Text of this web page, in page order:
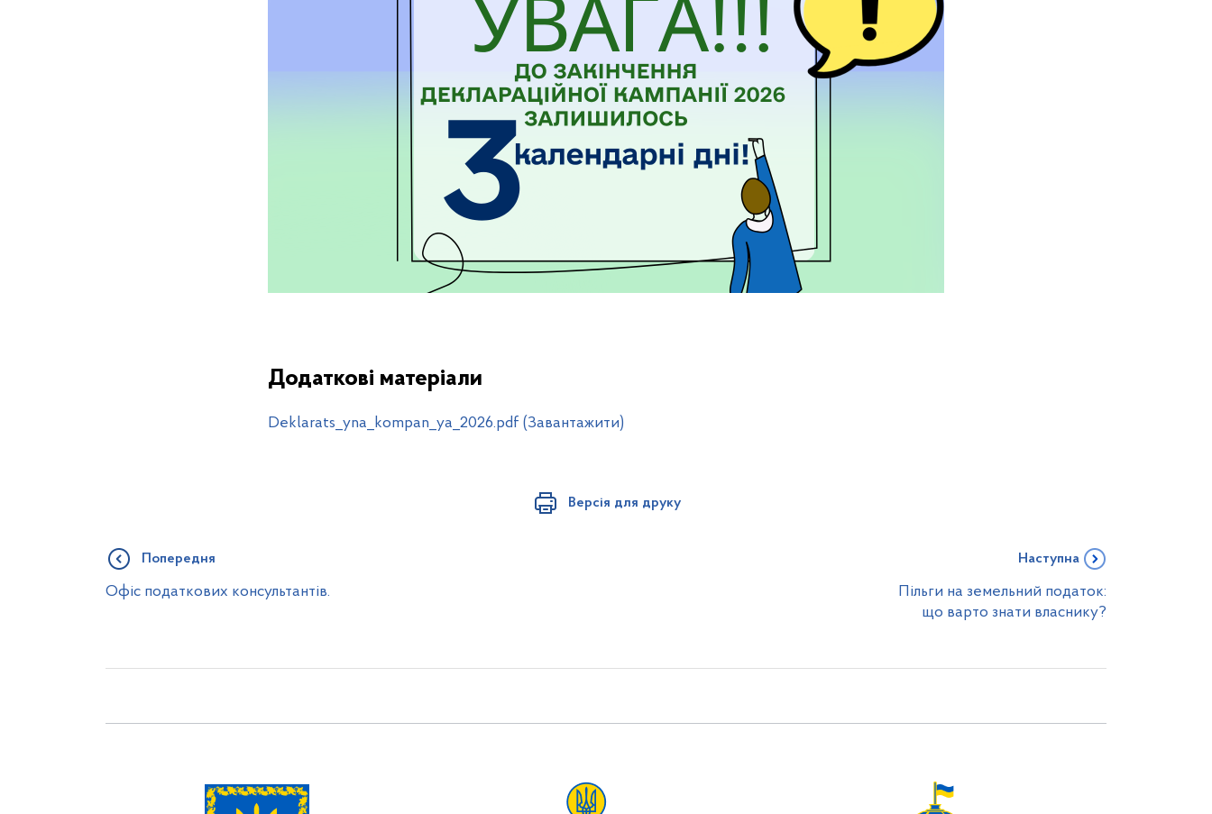
Додаткові матеріали
Deklarats_yna_kompan_ya_2026.pdf (Завантажити)
Версія для друку
Попередня
Офіс податкових консультантів.
Наступна
Пільги на земельний податок:
що варто знати власнику?